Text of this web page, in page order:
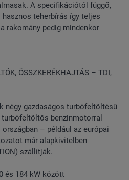
A specifikációtól függő,
teherbírás így teljes
rakomány pedig mindenkor
ÖSSZKERÉKHAJTÁS – TDI,
négy gazdaságos turbófeltöltésű
benzinmotorral
– például az európai
már alapkivitelben
szállítják.
és 184 kW között